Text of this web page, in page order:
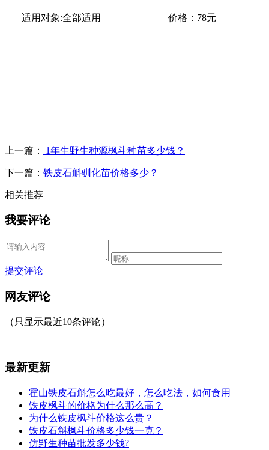
适用对象:全部适用 价格：78元
上一篇： 1年生野生种源枫斗种苗多少钱？
下一篇： 铁皮石斛驯化苗价格多少？
相关推荐
我要评论
提交评论
网友评论
（只显示最近10条评论）
最新更新
霍山铁皮石斛怎么吃最好，怎么吃法，如何食用
铁皮枫斗的价格为什么那么高？
为什么铁皮枫斗价格这么贵？
铁皮石斛枫斗价格多少钱一克？
仿野生种苗批发多少钱?